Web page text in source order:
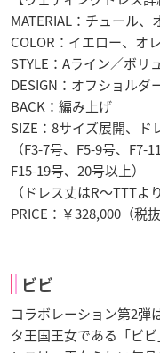
MATERIAL：チュール、
COLOR：イエロー、オ
STYLE：Aライン／ボリ
DESIGN：オフショルダ
BACK：編み上げ
SIZE：8サイズ展開、ド
（F3-7号、F5-9号、F7-
F15-19号、20号以上）
（ドレス丈はR〜TTTよ
PRICE：￥328,000（税抜
ビビ
コラボレーション第2弾
タ王国王女である「ビ